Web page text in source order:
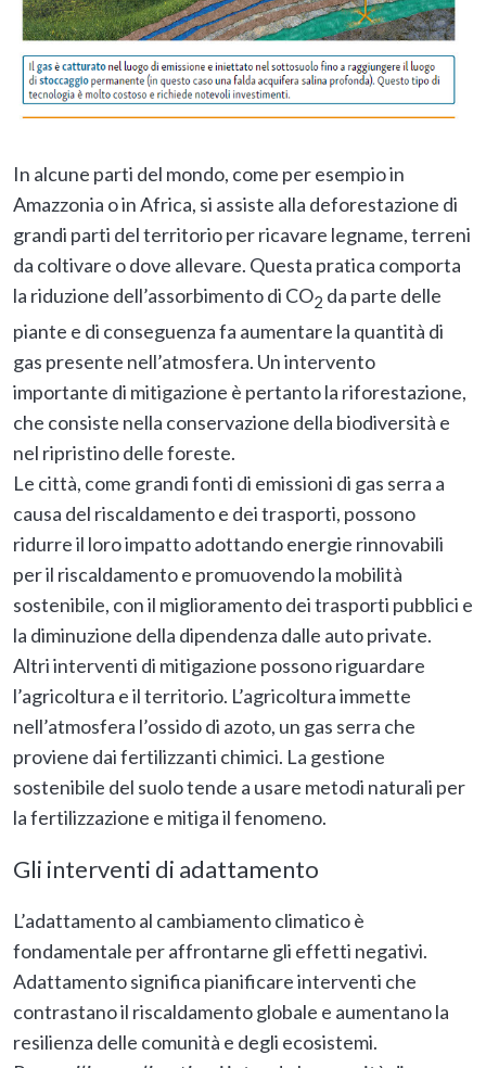
In alcune parti del mondo, come per esempio in
Amazzonia o in Africa, si assiste alla deforestazione di
grandi parti del territorio per ricavare legname, terreni
da coltivare o dove allevare. Questa pratica comporta
la riduzione dell’assorbimento di CO2 da parte delle
piante e di conseguenza fa aumentare la quantità di
gas presente nell’atmosfera. Un intervento
importante di mitigazione è pertanto la riforestazione,
che consiste nella conservazione della biodiversità e
nel ripristino delle foreste.
Le città, come grandi fonti di emissioni di gas serra a
causa del riscaldamento e dei trasporti, possono
ridurre il loro impatto adottando energie rinnovabili
per il riscaldamento e promuovendo la mobilità
sostenibile, con il miglioramento dei trasporti pubblici e
la diminuzione della dipendenza dalle auto private.
Altri interventi di mitigazione possono riguardare
l’agricoltura e il territorio. L’agricoltura immette
nell’atmosfera l’ossido di azoto, un gas serra che
proviene dai fertilizzanti chimici. La gestione
sostenibile del suolo tende a usare metodi naturali per
la fertilizzazione e mitiga il fenomeno.
Gli interventi di adattamento
L’adattamento al cambiamento climatico è
fondamentale per affrontarne gli effetti negativi.
Adattamento significa pianificare interventi che
contrastano il riscaldamento globale e aumentano la
resilienza delle comunità e degli ecosistemi.